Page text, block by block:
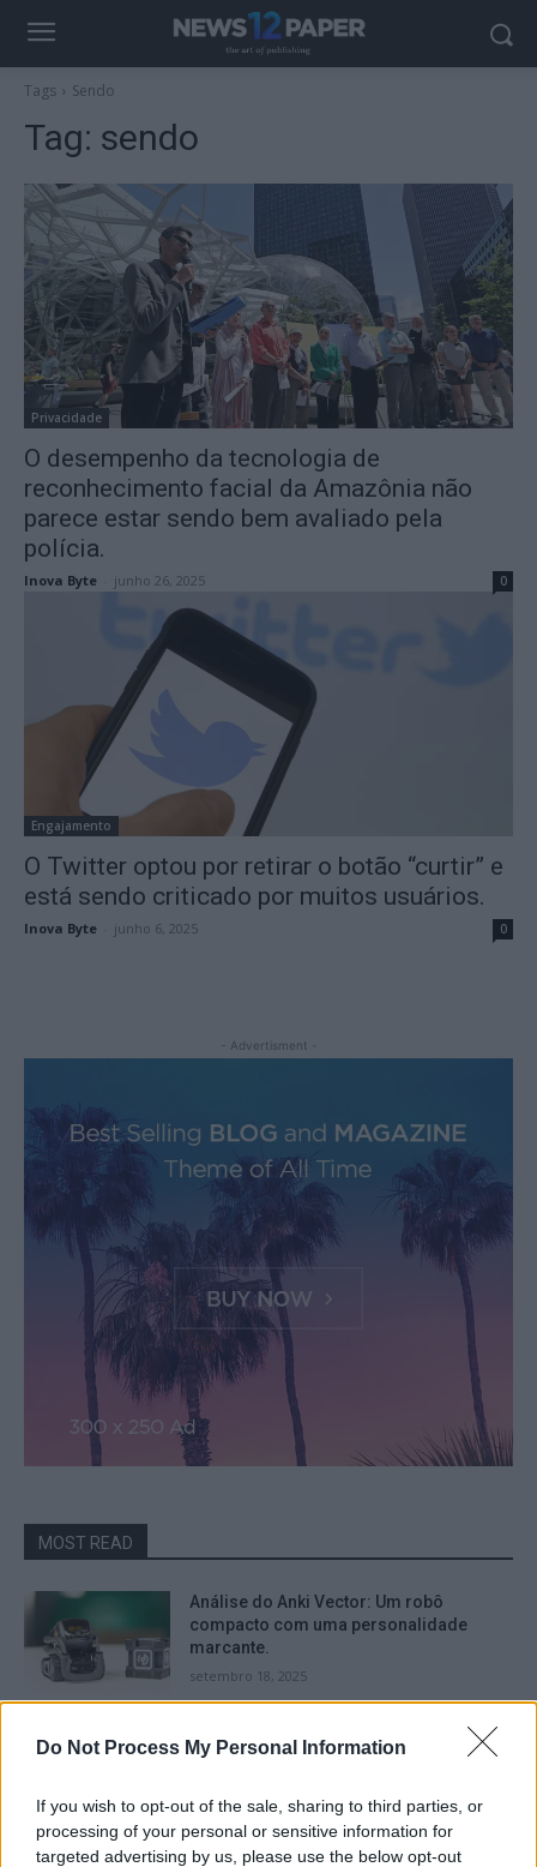
Do Not Process My Personal Information
If you wish to opt-out of the sale, sharing to third parties, or
processing of your personal or sensitive information for
targeted advertising by us, please use the below opt-out
Tags Sendo
Tag: sendo
Privacidade
O desempenho da tecnologia de
reconhecimento facial da Amazônia não
parece estar sendo bem avaliado pela
polícia.
Inova Byte junho 26, 2025 0
Engajamento
O Twitter optou por retirar o botão “curtir” e
está sendo criticado por muitos usuários.
Inova Byte junho 6, 2025 0
- Advertisment -
MOST READ
Análise do Anki Vector: Um robô
compacto com uma personalidade
marcante.
setembro 18, 2025
Mark Zuckerberg rejeita o convite do
Reino Unido e do Canadá para
conjunto.
setembro 18, 2025